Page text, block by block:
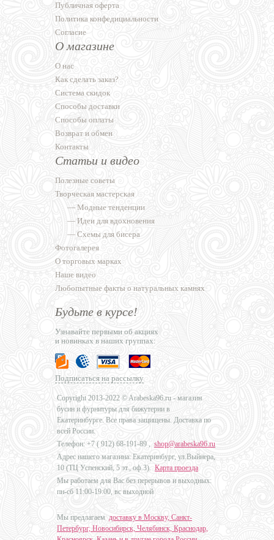
Публичная оферта
Политика конфедициальности
Согласие
О магазине
О нас
Как сделать заказ?
Система скидок
Способы доставки
Способы оплаты
Возврат и обмен
Контакты
Статьи и видео
Полезные советы
Творческая мастерская
— Модные тенденции
— Идеи для вдохновения
— Схемы для бисера
Фотогалерея
О торговых марках
Наше видео
Любопытные факты о натуральных камнях
Будьте в курсе!
Узнавайте первыми об акциях
и новинках в наших группах:
Подписаться на рассылку
Copyright 2013-2022 © Arabeska96.ru - магазин
бусин и фурнитуры для бижутерии в
Екатеринбурге. Все права защищены. Доставка по
всей России.
Телефон: +7 ( 912) 68-191-89 , shop@arabeska96.ru
Адрес нашего магазина: Екатеринбург, ул.Выйнера,
10 (ТЦ Успенский, 5 эт., оф.3). Карта проезда
Мы работаем для Вас без перерывов и выходных:
пн-сб 11:00-19:00, вс выходной
Мы предлагаем доставку в Москву, Санкт-
Петербург, Новосибирск, Челябинск, Краснодар,